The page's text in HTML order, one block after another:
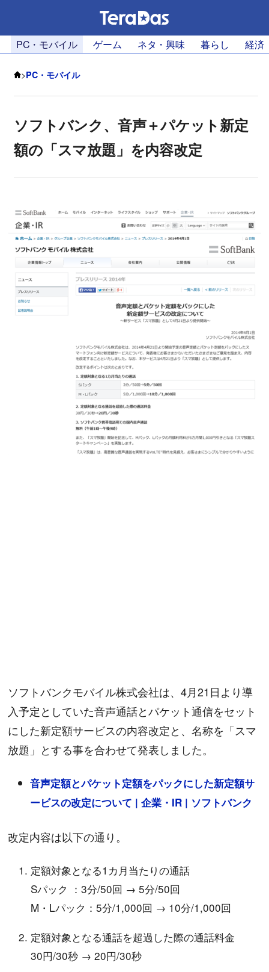
PC・モバイル ゲーム ネタ・興味 暮らし 経済
>PC・モバイル
ソフトバンク、音声＋パケット新定
額の「スマ放題」を内容改定
ソフトバンクモバイル株式会社は、4月21日より導
入予定としていた音声通話とパケット通信をセット
にした新定額サービスの内容改定と、名称を「スマ
放題」とする事を合わせて発表しました。
音声定額とパケット定額をパックにした新定額サ
ービスの改定について | 企業・IR | ソフトバンク
改定内容は以下の通り。
定額対象となる1カ月当たりの通話
Sパック ：3分/50回 → 5分/50回
M・Lパック：5分/1,000回 → 10分/1,000回
定額対象となる通話を超過した際の通話料金
30円/30秒 → 20円/30秒